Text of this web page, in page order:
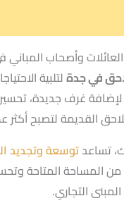
وأصحاب
في جدةلتلبية
غرف جديدة،
القديمة لتصبح أكثر
تساعدتوسعة وتجديد
من المساحة المتاحة
التجاري.